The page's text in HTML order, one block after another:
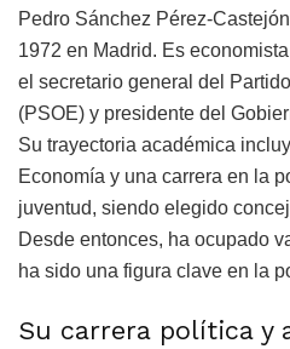
Pedro Sánchez Pérez-
1972 en Madrid. Es
el secretario general del
(PSOE) y presidente del
Su trayectoria académica
Economía y una carrera en la
juventud, siendo elegido
Desde entonces, ha ocupado
ha sido una figura clave en la
Su carrera política y